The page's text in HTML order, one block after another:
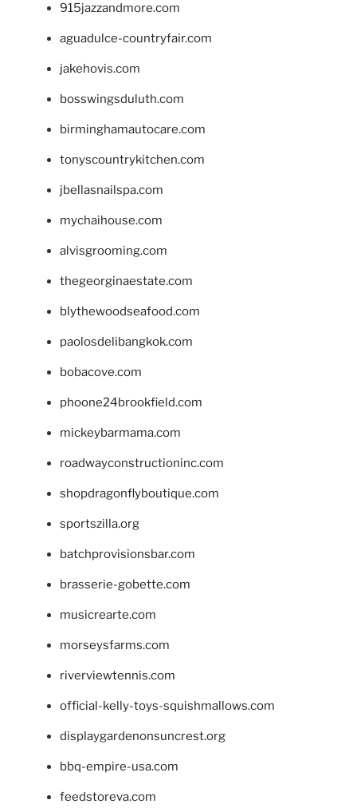
915jazzandmore.com
aguadulce-countryfair.com
jakehovis.com
bosswingsduluth.com
birminghamautocare.com
tonyscountrykitchen.com
jbellasnailspa.com
mychaihouse.com
alvisgrooming.com
thegeorginaestate.com
blythewoodseafood.com
paolosdelibangkok.com
bobacove.com
phoone24brookfield.com
mickeybarmama.com
roadwayconstructioninc.com
shopdragonflyboutique.com
sportszilla.org
batchprovisionsbar.com
brasserie-gobette.com
musicrearte.com
morseysfarms.com
riverviewtennis.com
official-kelly-toys-squishmallows.com
displaygardenonsuncrest.org
bbq-empire-usa.com
feedstoreva.com